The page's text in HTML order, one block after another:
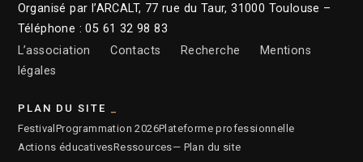
Organisé par l’ARCALT, 77 rue du Taur, 31000 Toulouse –
Téléphone : 05 61 32 98 83
L’association
Contacts Recherche
Mentions
légales
PLAN DU SITE
Festival Programmation 2026Plateforme professionnelle
Actions éducativesRessources— Plan du site